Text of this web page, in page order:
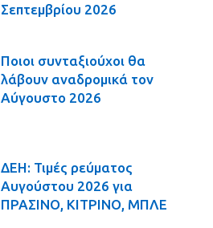
Σεπτεμβρίου 2026
Ποιοι συνταξιούχοι θα
λάβουν αναδρομικά τον
Αύγουστο 2026
ΔΕΗ: Τιμές ρεύματος
Αυγούστου 2026 για
ΠΡΑΣΙΝΟ, ΚΙΤΡΙΝΟ, ΜΠΛΕ